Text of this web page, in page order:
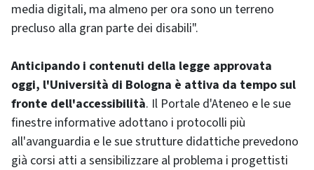
media digitali, ma almeno per ora sono un terreno
precluso alla gran parte dei disabili".
Anticipando i contenuti della legge approvata
oggi, l'Università di Bologna è attiva da tempo sul
fronte dell'accessibilità. Il Portale d'Ateneo e le sue
finestre informative adottano i protocolli più
all'avanguardia e le sue strutture didattiche prevedono
già corsi atti a sensibilizzare al problema i progettisti